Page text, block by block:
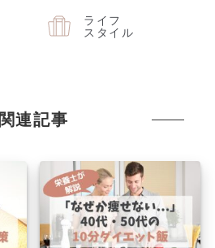
ライフ
スタイル
関連記事